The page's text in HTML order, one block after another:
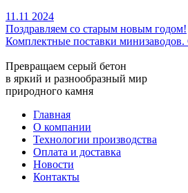
11.11 2024
Поздравляем со старым новым годом!
Комплектные поставки
Превращаем серый бетон
в яркий и разнообразный мир
природного камня
Главная
О компании
Технологии производства
Оплата и доставка
Новости
Контакты